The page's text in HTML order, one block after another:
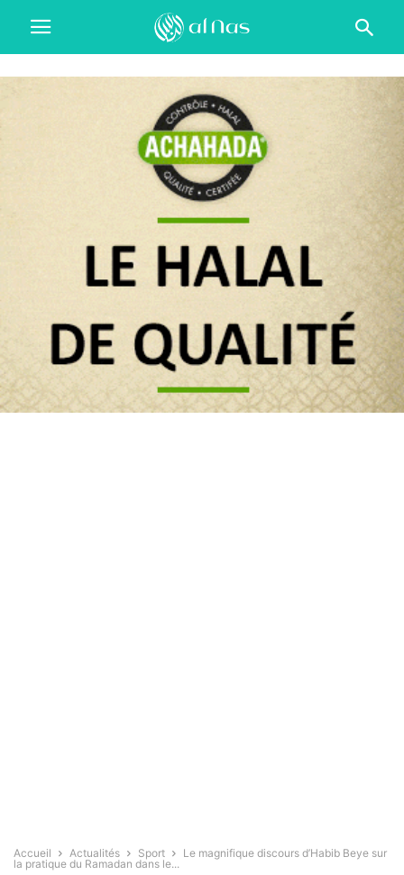
Accueil Actualités Sport
Le magnifique discours d’Habib Beye sur
la pratique du Ramadan dans le...